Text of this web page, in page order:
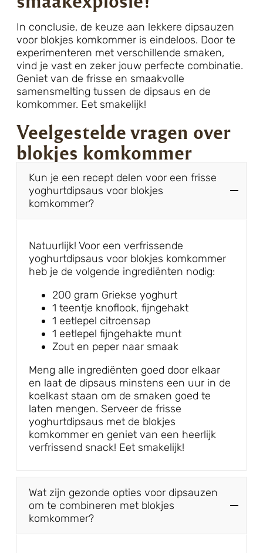
In conclusie, de keuze aan lekkere dipsauzen
voor blokjes komkommer is eindeloos. Door te
experimenteren met verschillende smaken,
vind je vast en zeker jouw perfecte combinatie.
Geniet van de frisse en smaakvolle
samensmelting tussen de dipsaus en de
komkommer. Eet smakelijk!
Veelgestelde vragen over
blokjes komkommer
Kun je een recept delen voor een frisse
yoghurtdipsaus voor blokjes
komkommer?
Natuurlijk! Voor een verfrissende
yoghurtdipsaus voor blokjes komkommer
heb je de volgende ingrediënten nodig:
200 gram Griekse yoghurt
1 teentje knoflook, fijngehakt
1 eetlepel citroensap
1 eetlepel fijngehakte munt
Zout en peper naar smaak
Meng alle ingrediënten goed door elkaar
en laat de dipsaus minstens een uur in de
koelkast staan om de smaken goed te
laten mengen. Serveer de frisse
yoghurtdipsaus met de blokjes
komkommer en geniet van een heerlijk
verfrissend snack! Eet smakelijk!
Wat zijn gezonde opties voor dipsauzen
om te combineren met blokjes
komkommer?